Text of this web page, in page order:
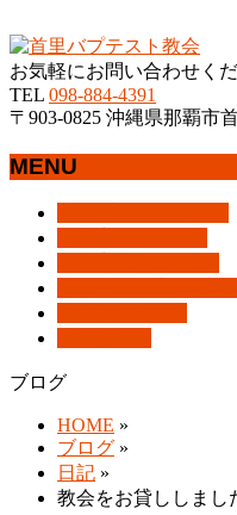
お気軽にお問い合わせく
TEL 098-884-4391
〒903-0825 沖縄県那覇市
MENU
す
ブログ
HOME »
ブログ »
日記 »
教会をお貸ししまし